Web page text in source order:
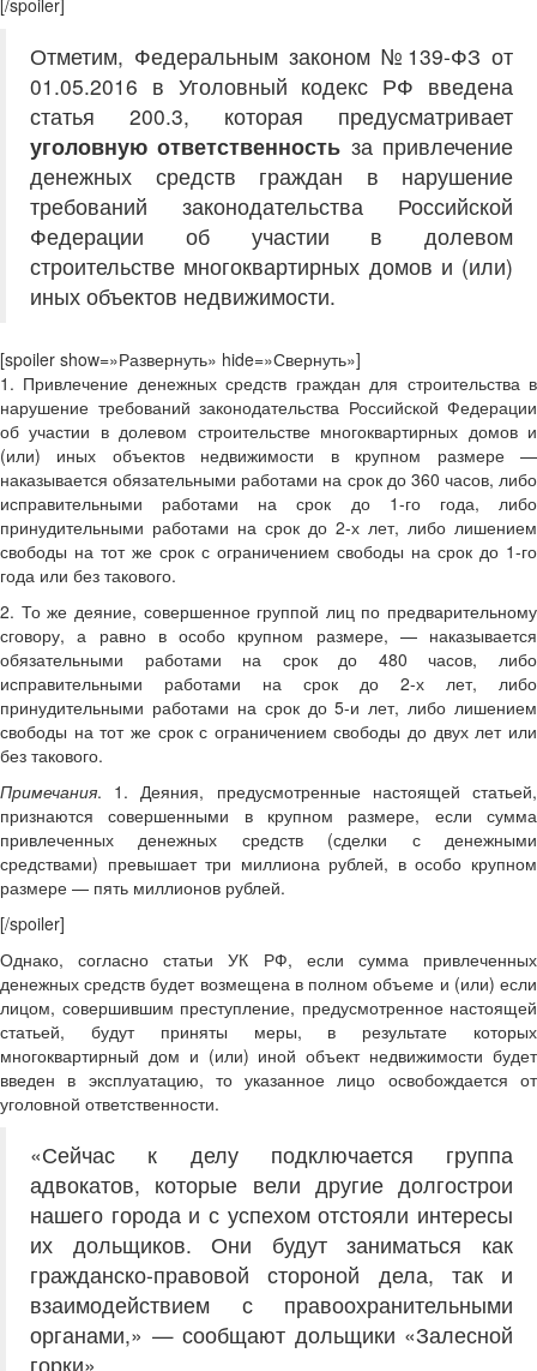
[/spoiler]
Отметим, Федеральным законом №139-ФЗ от
01.05.2016 в Уголовный кодекс РФ введена
статья 200.3, которая предусматривает
уголовную ответственность за привлечение
денежных средств граждан в нарушение
требований законодательства Российской
Федерации об участии в долевом
строительстве многоквартирных домов и (или)
иных объектов недвижимости.
[spoiler show=»Развернуть» hide=»Свернуть»]
1. Привлечение денежных средств граждан для строительства в
нарушение требований законодательства Российской Федерации
об участии в долевом строительстве многоквартирных домов и
(или) иных объектов недвижимости в крупном размере —
наказывается обязательными работами на срок до 360 часов, либо
исправительными работами на срок до 1-го года, либо
принудительными работами на срок до 2-х лет, либо лишением
свободы на тот же срок с ограничением свободы на срок до 1-го
года или без такового.
2. То же деяние, совершенное группой лиц по предварительному
сговору, а равно в особо крупном размере, — наказывается
обязательными работами на срок до 480 часов, либо
исправительными работами на срок до 2-х лет, либо
принудительными работами на срок до 5-и лет, либо лишением
свободы на тот же срок с ограничением свободы до двух лет или
без такового.
Примечания. 1. Деяния, предусмотренные настоящей статьей,
признаются совершенными в крупном размере, если сумма
привлеченных денежных средств (сделки с денежными
средствами) превышает три миллиона рублей, в особо крупном
размере — пять миллионов рублей.
[/spoiler]
Однако, согласно статьи УК РФ, если сумма привлеченных
денежных средств будет возмещена в полном объеме и (или) если
лицом, совершившим преступление, предусмотренное настоящей
статьей, будут приняты меры, в результате которых
многоквартирный дом и (или) иной объект недвижимости будет
введен в эксплуатацию, то указанное лицо освобождается от
уголовной ответственности.
«Сейчас к делу подключается группа
адвокатов, которые вели другие долгострои
нашего города и с успехом отстояли интересы
их дольщиков. Они будут заниматься как
гражданско-правовой стороной дела, так и
взаимодействием с правоохранительными
органами,» — сообщают дольщики «Залесной
горки».